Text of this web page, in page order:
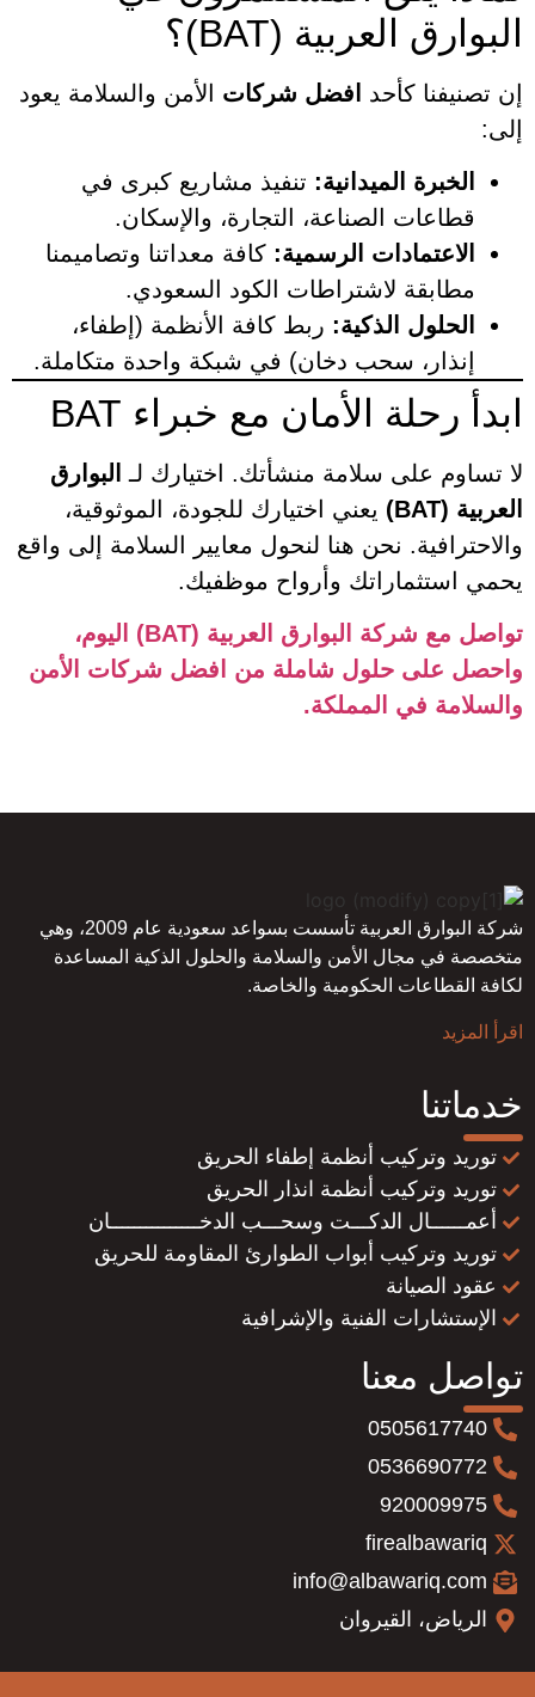
البوارق العربية (BAT)؟
إن تصنيفنا كأحد افضل شركات الأمن والسلامة يعود
إلى:
الخبرة الميدانية: تنفيذ مشاريع كبرى في
قطاعات الصناعة، التجارة، والإسكان.
الاعتمادات الرسمية: كافة معداتنا وتصاميمنا
مطابقة لاشتراطات الكود السعودي.
الحلول الذكية: ربط كافة الأنظمة (إطفاء،
إنذار، سحب دخان) في شبكة واحدة متكاملة.
ابدأ رحلة الأمان مع خبراء BAT
لا تساوم على سلامة منشأتك. اختيارك لـ البوارق
العربية (BAT)
يعني اختيارك للجودة، الموثوقية،
والاحترافية. نحن هنا لنحول معايير السلامة إلى واقع
يحمي استثماراتك وأرواح موظفيك.
تواصل مع شركة البوارق العربية (BAT) اليوم،
واحصل على حلول شاملة من افضل شركات الأمن
والسلامة في المملكة.
شركة البوارق العربية تأسست بسواعد سعودية عام 2009، وهي
متخصصة في مجال الأمن والسلامة والحلول الذكية المساعدة
لكافة القطاعات الحكومية والخاصة.
اقرأ المزيد
خدماتنا
توريد وتركيب أنظمة إطفاء الحريق
توريد وتركيب أنظمة انذار الحريق
أعمــــــال الدكـــت وسحـــب الدخـــــــــــــــان
توريد وتركيب أبواب الطوارئ المقاومة للحريق
عقود الصيانة
الإستشارات الفنية والإشرافية
تواصل معنا
0505617740
0536690772
920009975
firealbawariq
info@albawariq.com
الرياض، القيروان